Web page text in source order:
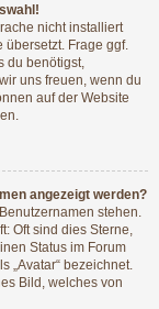
nicht installiert
Frage ggf.
du benötigst,
uns freuen, wenn du
auf der Website
angezeigt werden?
stehen.
Oft sind dies Sterne,
Status im Forum
„Avatar“ bezeichnet.
Bild, welches von